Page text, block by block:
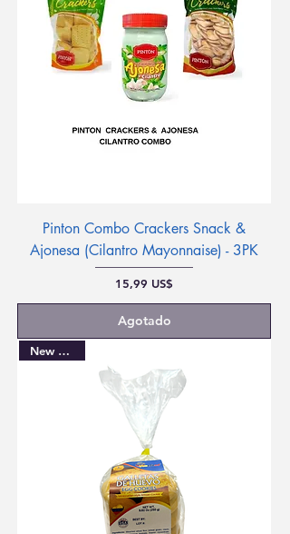
Pinton Combo Crackers Snack &
Ajonesa (Cilantro Mayonnaise) - 3PK
Precio
15,99 US$
Agotado
New Arrival